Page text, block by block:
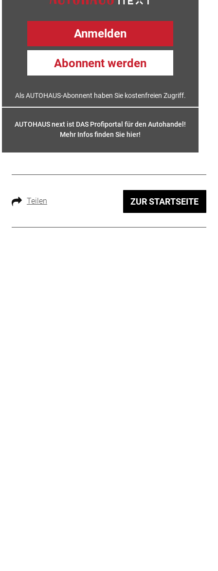
Anmelden
Abonnent werden
Als AUTOHAUS-Abonnent haben Sie kostenfreien Zugriff.
AUTOHAUS next ist DAS Profiportal für den Autohandel!
Mehr Infos finden Sie hier!
Teilen ZUR STARTSEITE